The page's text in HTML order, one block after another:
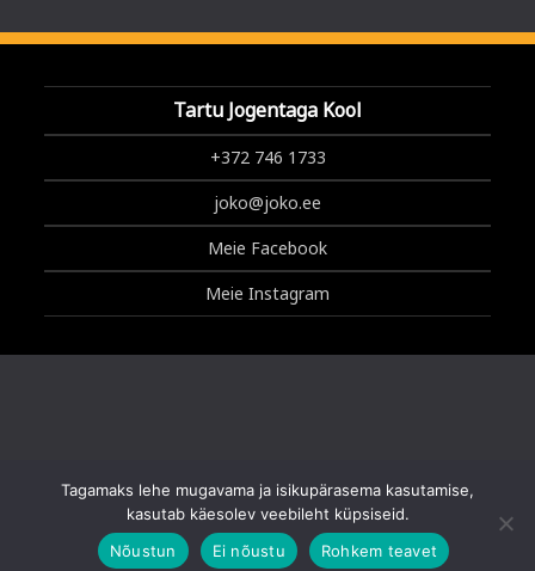
Tartu Jogentaga Kool
+372 746 1733
joko@joko.ee
Meie Facebook
Meie Instagram
Copyright © 2025 Tartu Jogentaga Kool
Tagamaks lehe mugavama ja isikupärasema kasutamise,
kasutab käesolev veebileht küpsiseid.
Nõustun
Ei nõustu Rohkem teavet